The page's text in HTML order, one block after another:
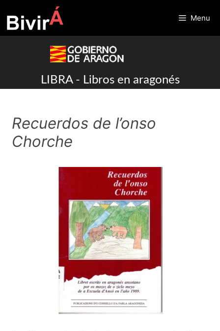
to
content
Menu
LIBRA - Libros en aragonés
Recuerdos de l’onso
Chorche